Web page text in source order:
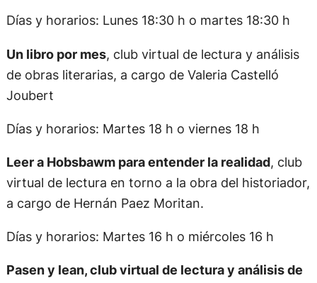
Días y horarios: Lunes 18:30 h o martes 18:30 h
Un libro por mes, club virtual de lectura y análisis
de obras literarias, a cargo de Valeria Castelló
Joubert
Días y horarios: Martes 18 h o viernes 18 h
Leer a Hobsbawm para entender la realidad, club
virtual de lectura en torno a la obra del historiador,
a cargo de Hernán Paez Moritan.
Días y horarios: Martes 16 h o miércoles 16 h
Pasen y lean, club virtual de lectura y análisis de